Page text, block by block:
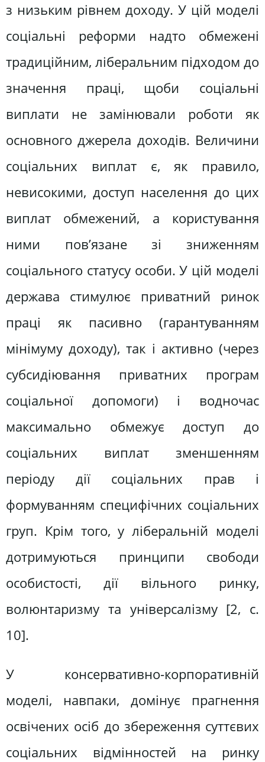
з низьким рівнем доходу. У цій моделі
соціальні реформи надто обмежені
традиційним, ліберальним підходом до
значення праці, щоби соціальні
виплати не замінювали роботи як
основного джерела доходів. Величини
соціальних виплат є, як правило,
невисокими, доступ населення до цих
виплат обмежений, а користування
ними пов’язане зі зниженням
соціального статусу особи. У цій моделі
держава стимулює приватний ринок
праці як пасивно (гарантуванням
мінімуму доходу), так і активно (через
субсидіювання приватних програм
соціальної допомоги) і водночас
максимально обмежує доступ до
соціальних виплат зменшенням
періоду дії соціальних прав і
формуванням специфічних соціальних
груп. Крім того, у ліберальній моделі
дотримуються принципи свободи
особистості, дії вільного ринку,
волюнтаризму та універсалізму [2, c.
10].
У консервативно-корпоративній
моделі, навпаки, домінує прагнення
освічених осіб до збереження суттєвих
соціальних відмінностей на ринку